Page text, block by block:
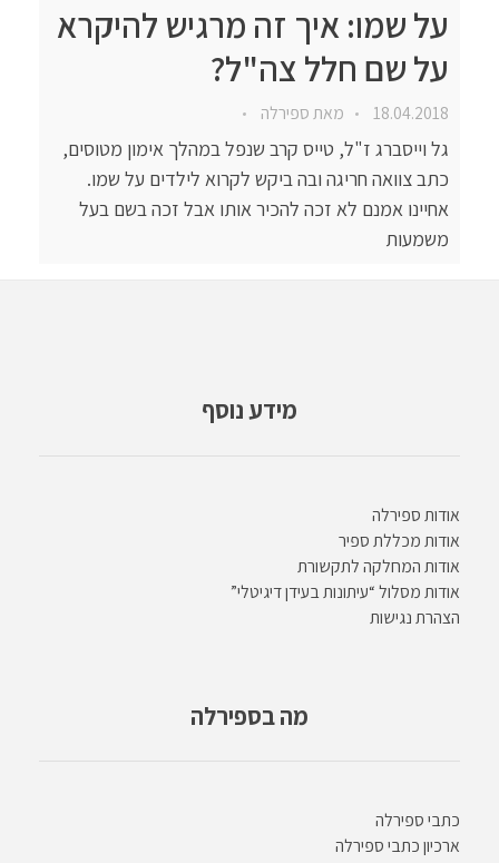
על שמו: איך זה מרגיש להיקרא
על שם חלל צה"ל?
18.04.2018 מאתספירלה
גל וייסברג ז"ל, טייס קרב שנפל במהלך אימון מטוסים,
כתב צוואה חריגה ובה ביקש לקרוא לילדים על שמו.
אחיינו אמנם לא זכה להכיר אותו אבל זכה בשם בעל
משמעות
מידע נוסף
אודות ספירלה
אודות מכללת ספיר
אודות המחלקה לתקשורת
אודות מסלול “עיתונות בעידן דיגיטלי”
הצהרת נגישות
מה בספירלה
כתבי ספירלה
ארכיון כתבי ספירלה